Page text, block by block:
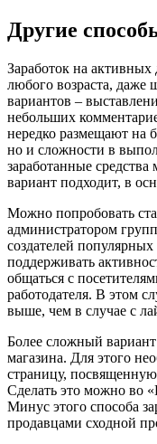
Другие
Заработок на активных
любого возраста,
вариантов –
небольших
нередко размещают на
но и сложности в
заработанные
вариант подходит, в
Можно попробовать
администратором
создателей
поддерживать
общаться с
работодателя. В этом
выше, чем в случае с
Более сложный вариант
магазина. Для этого
страницу,
Сделать это можно во
Минус этого способа
продавцами сходной